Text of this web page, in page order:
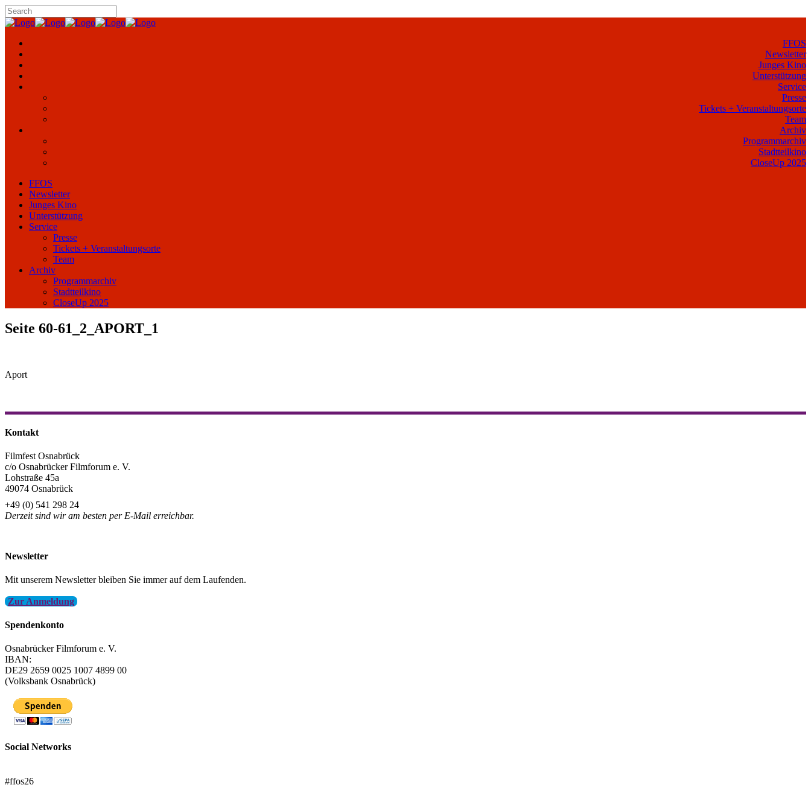
FFOS
Newsletter
Junges Kino
Unterstützung
Service
Presse
Tickets + Veranstaltungsorte
Team
Archiv
Programmarchiv
Stadtteilkino
CloseUp 2025
FFOS
Newsletter
Junges Kino
Unterstützung
Service
Presse
Tickets + Veranstaltungsorte
Team
Archiv
Programmarchiv
Stadtteilkino
CloseUp 2025
Seite 60-61_2_APORT_1
Aport
Kontakt
Filmfest Osnabrück
c/o Osnabrücker Filmforum e. V.
Lohstraße 45a
49074 Osnabrück
+49 (0) 541 298 24
Derzeit sind wir am besten per E-Mail erreichbar.
Newsletter
Mit unserem Newsletter bleiben Sie immer auf dem Laufenden.
Zur Anmeldung
Spendenkonto
Osnabrücker Filmforum e. V.
IBAN:
DE29 2659 0025 1007 4899 00
(Volksbank Osnabrück)
Social Networks
#ffos26